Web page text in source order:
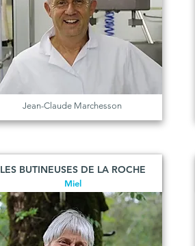
Jean-Claude Marchesson
LES BUTINEUSES DE LA ROCHE
Miel